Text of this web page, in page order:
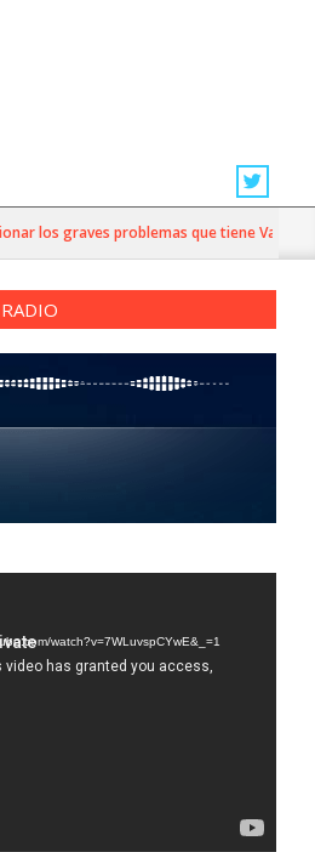
graves problemas que tiene Valparaíso”
RADIO
watch?v=7WLuvspCYwE&_=1